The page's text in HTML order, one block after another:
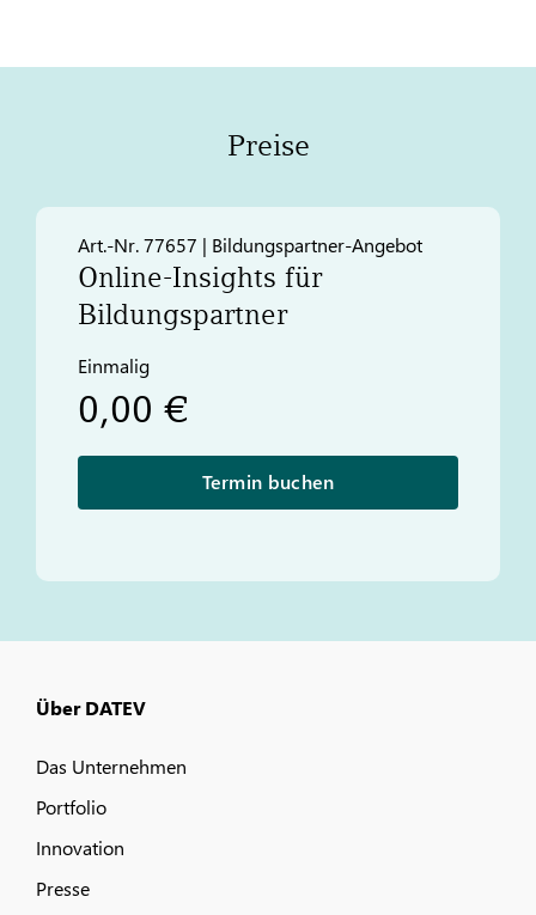
Preise
Art.-Nr. 77657 | Bildungspartner-Angebot
Online-Insights für
Bildungspartner
Einmalig
0,00 €
Termin buchen
Über DATEV
Das Unternehmen
Portfolio
Innovation
Presse